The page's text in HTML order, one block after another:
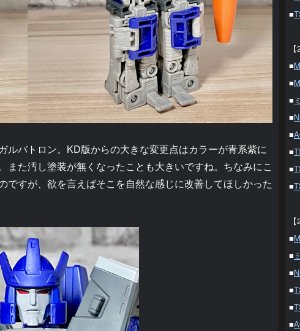
ルバトロン。KD版からの大きな変更点はカラーが青系紫に
た汚し塗装が無くなったことも大きいですね。ちなみにこ
すが、欲を言えばそこを自然な感じに改善してほしかった
■
■
■
■
■
■
■
■
■
■
■
■
■
■
■